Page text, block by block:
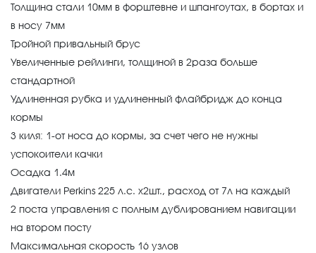
Толщина стали 10мм в форштевне и шпангоутах, в бортах и
в носу 7мм
Тройной привальный брус
Увеличенные рейлинги, толщиной в 2раза больше
стандартной
Удлиненная рубка и удлиненный флайбридж до конца
кормы
3 киля: 1-от носа до кормы, за счет чего не нужны
успокоители качки
Осадка 1.4м
Двигатели Perkins 225 л.с. х2шт., расход от 7л на каждый
2 поста управления с полным дублированием навигации
на втором посту
Максимальная скорость 16 узлов